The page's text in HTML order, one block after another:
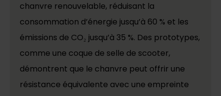
chanvre renouvelable, réduisant la
consommation d’énergie jusqu’à 60 % et les
émissions de CO₂ jusqu’à 35 %. Des prototypes,
comme une coque de selle de scooter,
démontrent que le chanvre peut offrir une
résistance équivalente avec une empreinte